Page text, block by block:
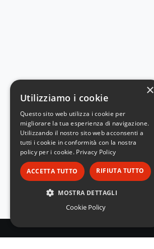
×
Utilizziamo i cookie
Questo sito web utilizza i cookie per
migliorare la tua esperienza di navigazione.
Utilizzando il nostro sito web acconsenti a
tutti i cookie in conformità con la nostra
policy per i cookie. Privacy Policy
ACCETTA TUTTO RIFIUTA TUTTO
MOSTRA DETTAGLI
STRETTAMENTE NECESSARI
Cookie Policy